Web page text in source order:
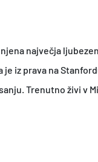
največja
iz prava na
Trenutno živi v